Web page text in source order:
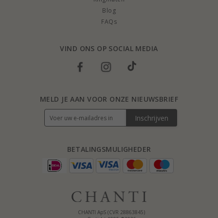
Blog
FAQs
VIND ONS OP SOCIAL MEDIA
CHANTI ApS (CVR 28863845)
BETALINGSMULIGHEDER
MELD JE AAN VOOR ONZE NIEUWSBRIEF
Inschrijven